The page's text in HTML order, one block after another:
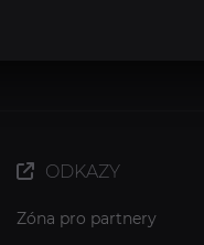
ODKAZY
Zóna pro partnery